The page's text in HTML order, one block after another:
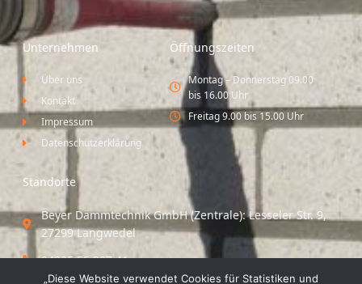
Unternehmen
Über uns
Kontakt
Impressum
Datenschutzerklärung
Öffnungszeiten
Montag – Donnerstag 09.00
bis 16.00 Uhr
Freitag 9.00 bis 15.00 Uhr
Standorte
Beyer Dämmtechnik GmbH (Zentrale): Lesseler Str. 9,
27299 Langwedel
04235 55 297 41
„Diese Website verwendet Cookies für Statistiken und